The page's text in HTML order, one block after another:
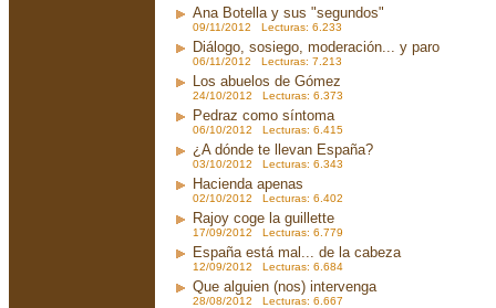
Ana Botella y sus "segundos"
09/11/2012 Lecturas: 6.233
Diálogo, sosiego, moderación... y paro
06/11/2012 Lecturas: 7.213
Los abuelos de Gómez
24/10/2012 Lecturas: 6.373
Pedraz como síntoma
06/10/2012 Lecturas: 6.415
¿A dónde te llevan España?
03/10/2012 Lecturas: 6.343
Hacienda apenas
02/10/2012 Lecturas: 6.402
Rajoy coge la guillette
17/09/2012 Lecturas: 6.779
España está mal... de la cabeza
12/09/2012 Lecturas: 6.684
Que alguien (nos) intervenga
28/08/2012 Lecturas: 6.667